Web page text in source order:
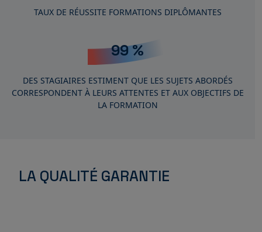
TAUX DE RÉUSSITE FORMATIONS DIPLÔMANTES
99%
DES STAGIAIRES ESTIMENT QUE LES SUJETS ABORDÉS
CORRESPONDENT À LEURS ATTENTES ET AUX OBJECTIFS DE
LA FORMATION
LA QUALITÉ GARANTIE